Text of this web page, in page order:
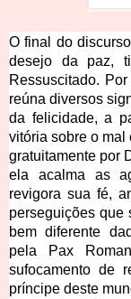
O final do
desejo da paz,
Ressuscitado.
reúna diversos
da felicidade, a
vitória sobre o mal
gratuitamente por
ela acalma as
revigora sua fé,
perseguições que
bem diferente
pela Pax
sufocamento de
príncipe deste